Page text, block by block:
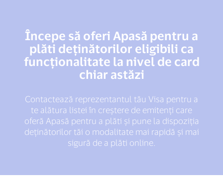
Începe să oferi Apasă pentru a
plăti deținătorilor eligibili ca
funcționalitate la nivel de card
chiar astăzi
Contactează reprezentantul tău Visa pentru a
te alătura listei în creștere de emitenți care
oferă Apasă pentru a plăti și pune la dispoziția
deținătorilor tăi o modalitate mai rapidă și mai
sigură de a plăti online.